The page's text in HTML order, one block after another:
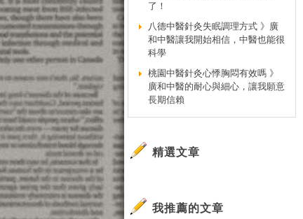
了！
八德中醫針灸失眠調理方式 》廣
和中醫讓我開始相信，中醫也能很
科學
桃園中醫針灸心悸胸悶有效嗎 》
廣和中醫的耐心與細心，讓我願意
長期信賴
精選文章
我推薦的文章